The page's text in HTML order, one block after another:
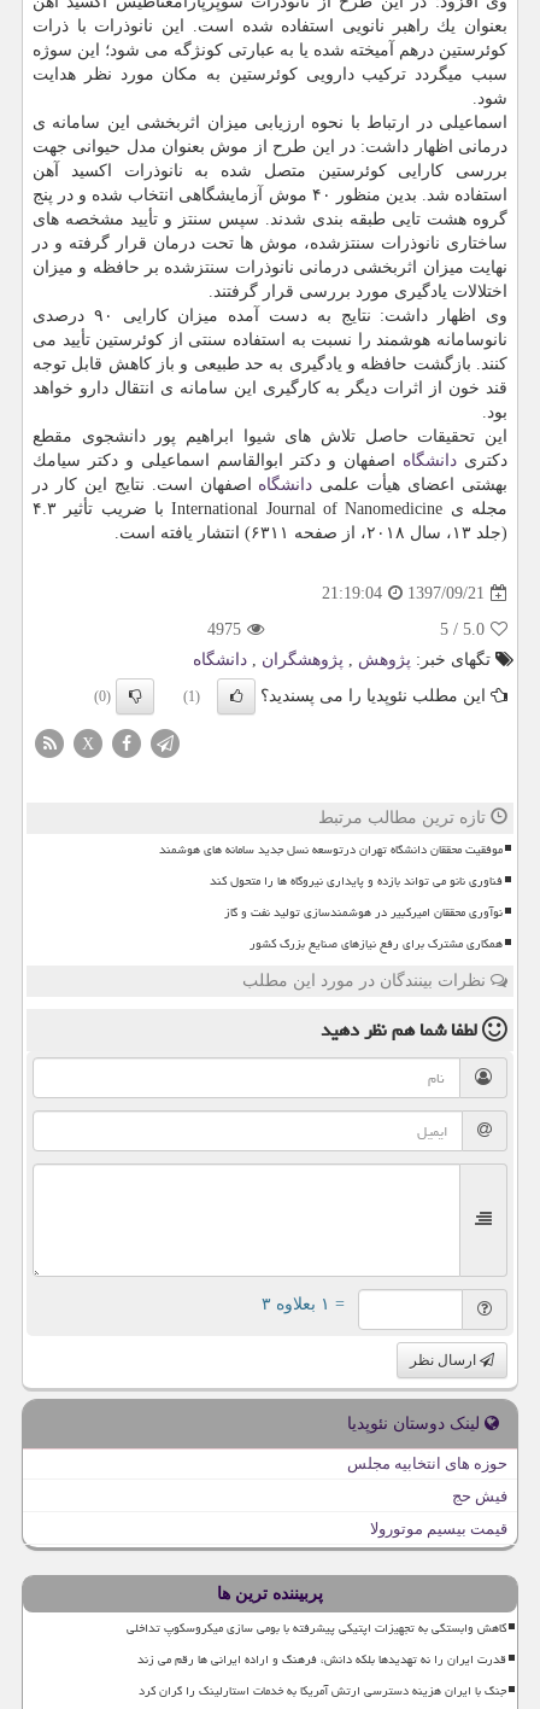
بعنوان یك راهبر نانویی استفاده شده است. این نانوذرات با ذرات
كوئرستین درهم آمیخته شده یا به عبارتی كونژگه می شود؛ این سوژه
سبب میگردد تركیب دارویی كوئرستین به مكان مورد نظر هدایت
شود.
اسماعیلی در ارتباط با نحوه ارزیابی میزان اثربخشی این سامانه ی
درمانی اظهار داشت: در این طرح از موش بعنوان مدل حیوانی جهت
بررسی كارایی كوئرستین متصل شده به نانوذرات اكسید آهن
استفاده شد. بدین منظور ۴۰ موش آزمایشگاهی انتخاب شده و در پنج
گروه هشت تایی طبقه بندی شدند. سپس سنتز و تأیید مشخصه های
ساختاری نانوذرات سنتزشده، موش ها تحت درمان قرار گرفته و در
نهایت میزان اثربخشی درمانی نانوذرات سنتزشده بر حافظه و میزان
اختلالات یادگیری مورد بررسی قرار گرفتند.
وی اظهار داشت: نتایج به دست آمده میزان كارایی ۹۰ درصدی
نانوسامانه هوشمند را نسبت به استفاده سنتی از كوئرستین تأیید می
كنند. بازگشت حافظه و یادگیری به حد طبیعی و باز كاهش قابل توجه
قند خون از اثرات دیگر به كارگیری این سامانه ی انتقال دارو خواهد
بود.
این تحقیقات حاصل تلاش های شیوا ابراهیم پور دانشجوی مقطع
دكتری دانشگاه اصفهان و دكتر ابوالقاسم اسماعیلی و دكتر سیامك
بهشتی اعضای هیأت علمی دانشگاه اصفهان است. نتایج این كار در
مجله ی International Journal of Nanomedicine با ضریب تأثیر ۴.۳
(جلد ۱۳، سال ۲۰۱۸، از صفحه ۶۳۱۱) انتشار یافته است.
1397/09/21
21:19:04
5.0
/
5
4975
تگهای خبر: پژوهش , پژوهشگران , دانشگاه
این مطلب نئوپدیا را می پسندید؟
(1)
(0)
X
تازه ترین مطالب مرتبط
موفقیت محققان دانشگاه تهران درتوسعه نسل جدید سامانه های هوشمند
فناوری نانو می تواند بازده و پایداری نیروگاه ها را متحول کند
نوآوری محققان امیرکبیر در هوشمندسازی تولید نفت و گاز
همکاری مشترک برای رفع نیازهای صنایع بزرگ کشور
نظرات بینندگان در مورد این مطلب
لطفا شما همنظر دهید
= ۱ بعلاوه ۳
ارسال نظر
لینک دوستان نئوپدیا
حوزه های انتخابیه مجلس
فیش حج
قیمت بیسیم موتورولا
پربیننده ترین ها
کاهش وابستگی به تجهیزات اپتیکی پیشرفته با بومی سازی میکروسکوپ تداخلی
قدرت ایران را نه تهدیدها بلکه دانش، فرهنگ و اراده ایرانی ها رقم می زند
جنگ با ایران هزینه دسترسی ارتش آمریکا به خدمات استارلینک را گران کرد